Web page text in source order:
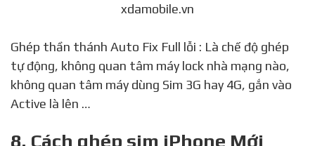
xdamobile.vn
Ghép thần thánh Auto Fix Full lỗi : Là chế độ ghép
tự động, không quan tâm máy lock nhà mạng nào,
không quan tâm máy dùng Sim 3G hay 4G, gắn vào
Active là lên …
8. Cách ghép sim iPhone Mới